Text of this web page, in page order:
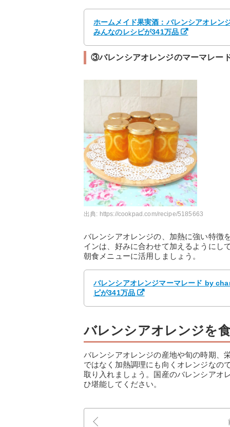
ホームメイド果実酒：バレンシアオレン
みんなのレシピが341万品
③バレンシアオレンジのマーマレー
出典: https://cookpad.com/recipe/5185663
バレンシアオレンジの、加熱に強い特徴
インは、好みに合わせて加えるようにし
朝食メニューに活用しましょう。
バレンシアオレンジマーマレード by
ピが341万品
バレンシアオレンジを
バレンシアオレンジの産地や旬の時期、
ではなく加熱調理にも向くオレンジなの
取り入れましょう。国産のバレンシアオ
ひ堪能してください。